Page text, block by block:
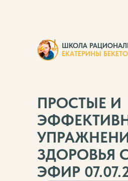
ПРОСТЫЕ И
ЗДОРОВЬЯ
ЭФИР
ШКОЛА
ЕКАТЕРИНЫ